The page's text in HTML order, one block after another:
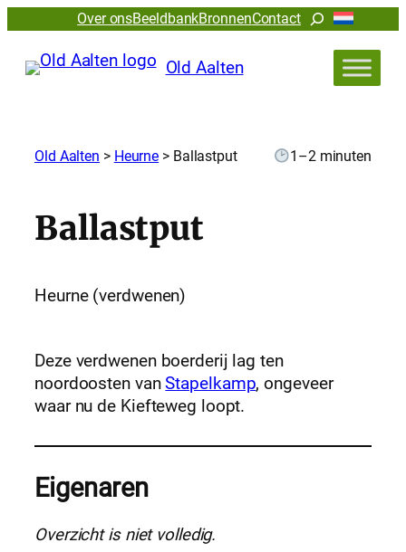
Over onsBeeldbankBronnenContactZoeken
Old Aalten
Old Aalten > Heurne > Ballastput 1–2 minuten
Ballastput
Heurne (verdwenen)
Deze verdwenen boerderij lag ten
noordoosten vanStapelkamp, ongeveer
waar nu de Kiefteweg loopt.
Eigenaren
Overzicht is niet volledig.